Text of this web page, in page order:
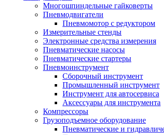
Многошпиндельные гайковерты
Пневмодвигатели
Пневмомотор с редуктором
Измерительные стенды
Электронные средства измерения
Пневматические насосы
Пневматические стартеры
Пневмоинструмент
Сборочный инструмент
Промышленный инструмент
Инструмент для автосервиса
Аксессуары для инструмента
Компрессоры
Грузоподъемное оборудование
Пневматические и